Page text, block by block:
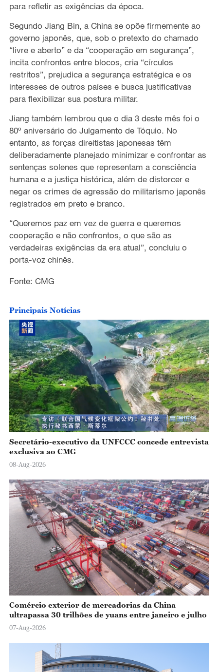
para refletir as exigências da época.
Segundo Jiang Bin, a China se opõe firmemente ao
governo japonês, que, sob o pretexto do chamado
“livre e aberto” e da “cooperação em segurança”,
incita confrontos entre blocos, cria “círculos
restritos”, prejudica a segurança estratégica e os
interesses de outros países e busca justificativas
para flexibilizar sua postura militar.
Jiang também lembrou que o dia 3 deste mês foi o
80º aniversário do Julgamento de Tóquio. No
entanto, as forças direitistas japonesas têm
deliberadamente planejado minimizar e confrontar as
sentenças solenes que representam a consciência
humana e a justiça histórica, além de distorcer e
negar os crimes de agressão do militarismo japonês
registrados em preto e branco.
“Queremos paz em vez de guerra e queremos
cooperação e não confrontos, o que são as
verdadeiras exigências da era atual”, concluiu o
porta-voz chinês.
Fonte: CMG
Principais Notícias
Secretário-executivo da UNFCCC concede entrevista
exclusiva ao CMG
08-Aug-2026
Comércio exterior de mercadorias da China
ultrapassa 30 trilhões de yuans entre janeiro e julho
07-Aug-2026